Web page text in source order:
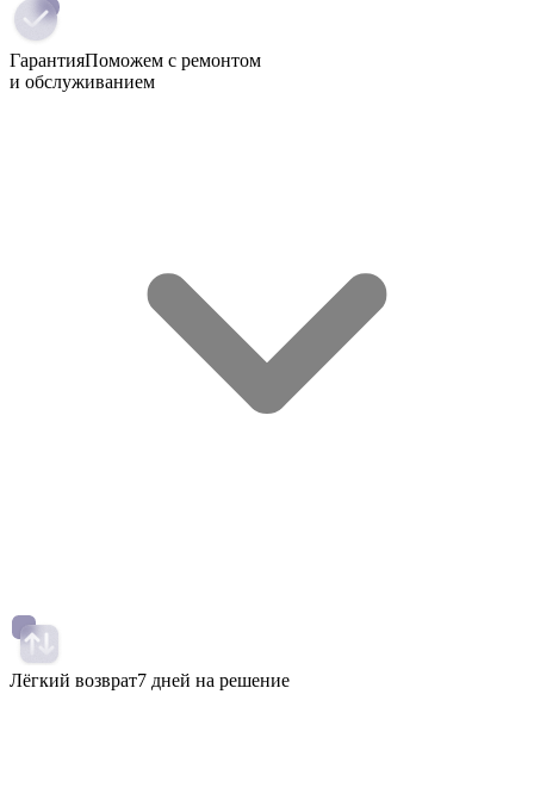
ГарантияПоможем с ремонтом
и обслуживанием
Лёгкий возврат7 дней на решение